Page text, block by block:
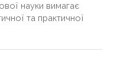
науки вимагає
та практичної